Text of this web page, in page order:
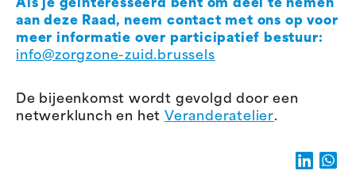
Als je geïnteresseerd bent om deel te nemen
aan deze Raad, neem contact met ons op voor
meer informatie over participatief bestuur:
info@zorgzone-zuid.brussels
De bijeenkomst wordt gevolgd door een
netwerklunch en het Veranderatelier.